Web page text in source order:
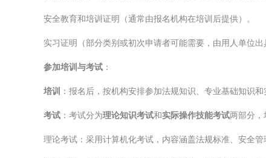
安全教育和培训证明（通常由报名机构在培训后提供）。
实习证明（部分类别或初次申请者可能需要，由用人单位出
参加培训与考试 ：
培训 ：报名后，按机构安排参加法规知识、专业基础知识
考试 ：考试分为理论知识考试和实际操作技能考试两部分，
理论考试：采用计算机化考试，内容涵盖法规标准、安全管